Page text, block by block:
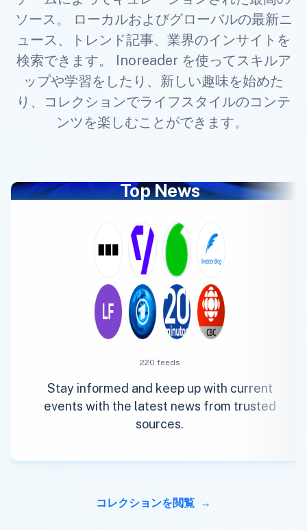
ソース。 ローカルおよびグローバルの最新ニ
ュース、トレンド記事、業界のインサイトを
検索できます。 Inoreader を使ってスキルア
ップや学習をしたり、新しい趣味を始めた
り、コレクションでライフスタイルのコンテ
ンツを楽しむことができます。
Top News
220 feeds
Stay informed and keep up with current
events with the latest news from trusted
sources.
コレクションを閲覧